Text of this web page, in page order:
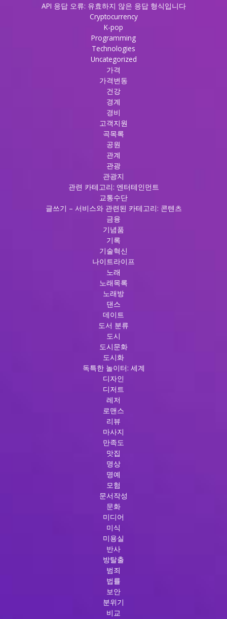
API 응답 오류: 유효하지 않은 응답 형식입니다
Cryptocurrency
K-pop
Programming
Technologies
Uncategorized
가격
가격변동
건강
경계
경비
고객지원
곡목록
공원
관계
관광
관광지
관련 카테고리: 엔터테인먼트
교통수단
글쓰기 – 서비스와 관련된 카테고리: 콘텐츠
금융
기념품
기록
기술혁신
나이트라이프
노래
노래목록
노래방
댄스
데이트
도서 분류
도시
도시문화
도시화
독특한 놀이터: 세계
디자인
디저트
레저
로맨스
리뷰
마사지
만족도
맛집
명상
명예
모험
문서작성
문화
미디어
미식
미용실
반사
방탈출
범죄
법률
보안
분위기
비교